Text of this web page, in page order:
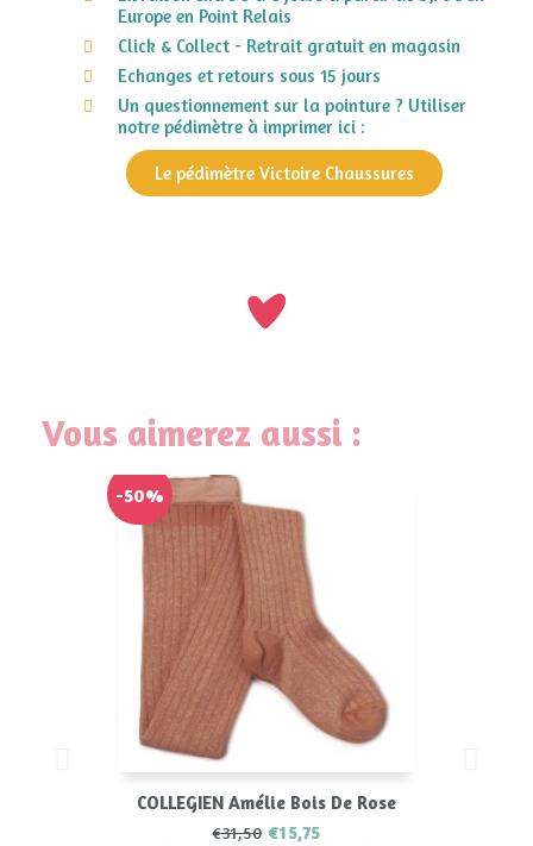
Europe en Point Relais
Click & Collect - Retrait gratuit en magasin
Echanges et retours sous 15 jours
Un questionnement sur la pointure ? Utiliser
notre pédimètre à imprimer ici :
Le pédimètre Victoire Chaussures
Vous aimerez aussi :
COLLEGIEN Amélie Bois De Rose
€31,50 €15,75
-50%